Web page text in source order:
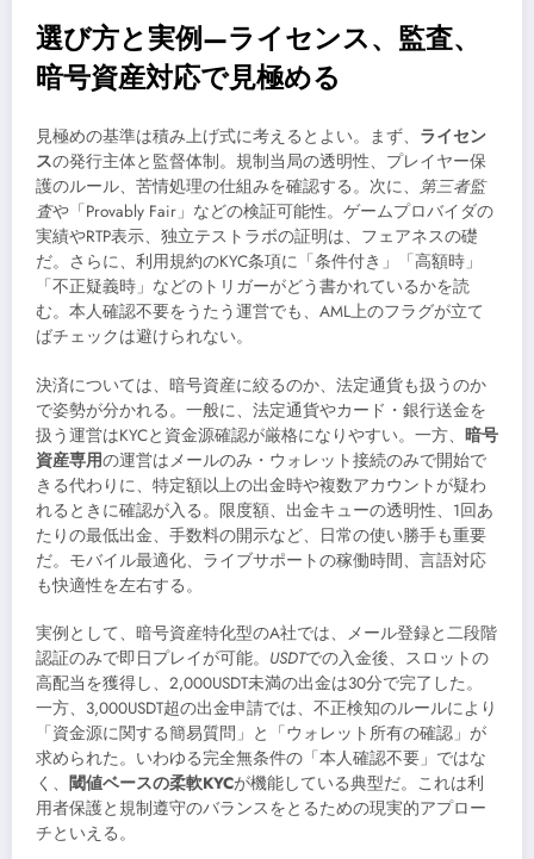
選び方と実例—ライセンス、監査、
暗号資産対応で見極める
見極めの基準は積み上げ式に考えるとよい。まず、 ライセン
スの発行主体と監督体制。規制当局の透明性、プレイヤー保
護のルール、苦情処理の仕組みを確認する。次に、 第三者監
査や「Provably Fair」などの検証可能性。ゲームプロバイダの
実績やRTP表示、独立テストラボの証明は、フェアネスの礎
だ。さらに、利用規約のKYC条項に「条件付き」「高額時」
「不正疑義時」などのトリガーがどう書かれているかを読
む。本人確認不要をうたう運営でも、AML上のフラグが立て
ばチェックは避けられない。
決済については、暗号資産に絞るのか、法定通貨も扱うのか
で姿勢が分かれる。一般に、法定通貨やカード・銀行送金を
扱う運営はKYCと資金源確認が厳格になりやすい。一方、 暗号
資産専用の運営はメールのみ・ウォレット接続のみで開始で
きる代わりに、特定額以上の出金時や複数アカウントが疑わ
れるときに確認が入る。限度額、出金キューの透明性、1回あ
たりの最低出金、手数料の開示など、日常の使い勝手も重要
だ。モバイル最適化、ライブサポートの稼働時間、言語対応
も快適性を左右する。
実例として、暗号資産特化型のA社では、メール登録と二段階
認証のみで即日プレイが可能。 USDTでの入金後、スロットの
高配当を獲得し、2,000USDT未満の出金は30分で完了した。
一方、3,000USDT超の出金申請では、不正検知のルールにより
「資金源に関する簡易質問」と「ウォレット所有の確認」が
求められた。いわゆる完全無条件の「本人確認不要」ではな
く、 閾値ベースの柔軟KYCが機能している典型だ。これは利
用者保護と規制遵守のバランスをとるための現実的アプロー
チといえる。